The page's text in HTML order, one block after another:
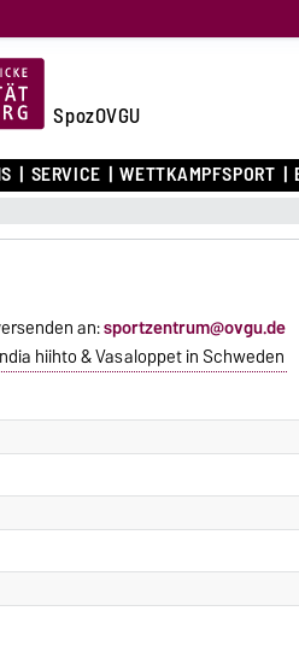
SpozOVGU
SERVICE WETTKAMPFSPORT
an:sportzentrum@ovgu.de
hiihto & Vasaloppet in Schweden